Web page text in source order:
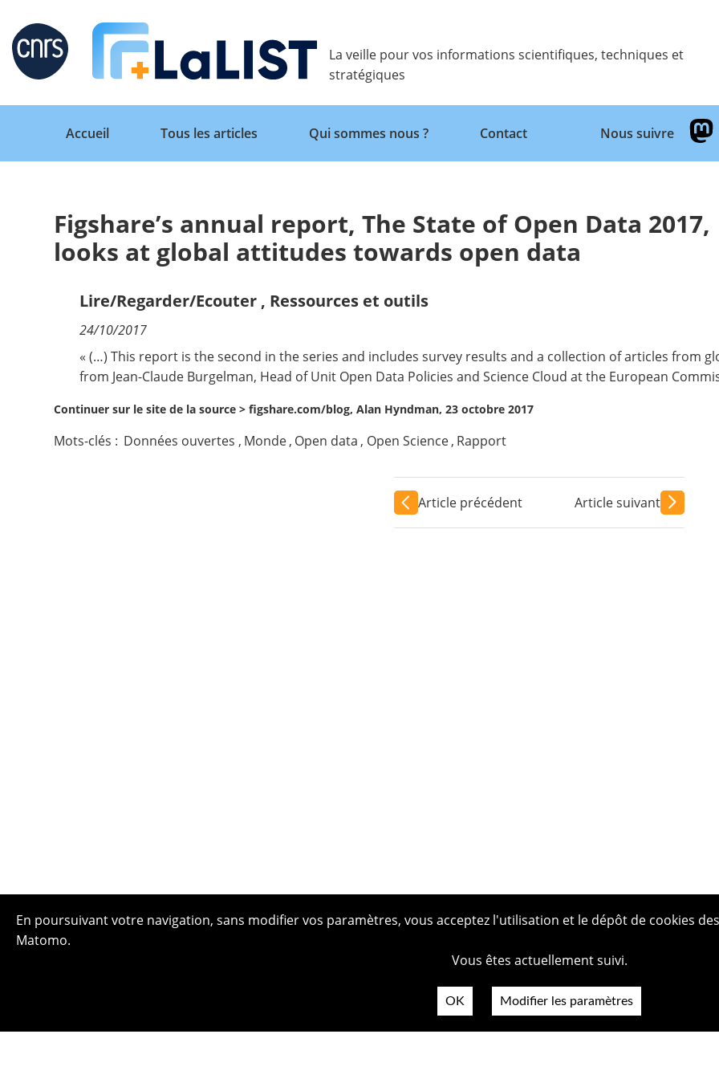
Retour
Accueil
Qui sommes nous ?
Nous suivre
La veille pour vos informations scientifiques, techniques et
stratégiques
Retour
Accueil
Tous les articles Qui sommes nous ? Contact Nous suivre
Figshare’s annual report, The State of Open Data 2017,
looks at global attitudes towards open data
Lire/Regarder/Ecouter , Ressources et outils
24/10/2017
« (…) This report is the second in the series and includes survey results and a collection of articles from
from Jean-Claude Burgelman, Head of Unit Open Data Policies and Science Cloud at the European
Continuer sur le site de la source >figshare.com/blog, Alan Hyndman, 23 octobre 2017
Mots-clés : Données ouvertes , Monde, Open data , Open Science , Rapport
Article précédent Article suivant
En poursuivant votre navigation, sans modifier vos paramètres, vous acceptez l'utilisation et le dépôt de cookies
Matomo.
Vous êtes actuellement suivi.
OK Modifier les paramètres